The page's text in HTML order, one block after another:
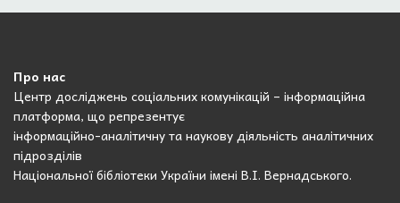
Про нас
Центр досліджень соціальних комунікацій – інформаційна
платформа, що репрезентує
інформаційно-аналітичну та наукову діяльність аналітичних
підрозділів
Національної бібліотеки України імені В.І. Вернадського.